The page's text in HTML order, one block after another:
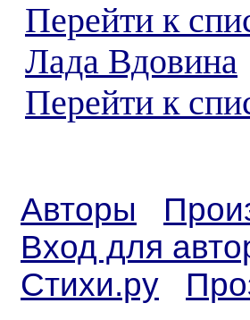
Перейти к
Лада Вдовина
Перейти к
Авторы
Вход для
Стихи.ру